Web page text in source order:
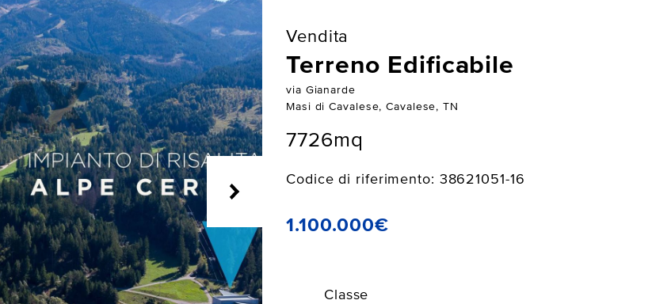
Vendita
Terreno Edificabile
via Gianarde
Masi di Cavalese, Cavalese, TN
7726mq
Codice di riferimento: 38621051-16
1.100.000€
Classe